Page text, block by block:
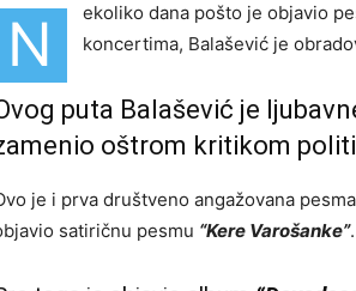
N ekoliko dana pošto je objavio
koncertima, Balašević je
puta Balašević je
oštrom kritikom
je i prva društveno angažovana
satiričnu pesmu “Kere Varošanke”.